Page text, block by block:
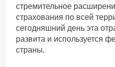
стремительное
страхования по всей
сегодняшний день эта
развита и используется
страны.